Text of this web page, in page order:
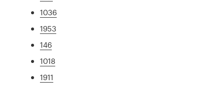
1036
1953
146
1018
1911